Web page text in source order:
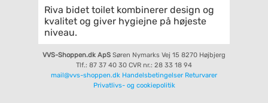
Riva bidet toilet kombinerer design og
kvalitet og giver hygiejne på højeste
niveau.
VVS-Shoppen.dk ApS Søren Nymarks Vej 15 8270 Højbjerg
Tlf.: 87 37 40 30 CVR nr.: 28 33 18 94
mail@vvs-shoppen.dk Handelsbetingelser Returvarer
Privatlivs- og cookiepolitik